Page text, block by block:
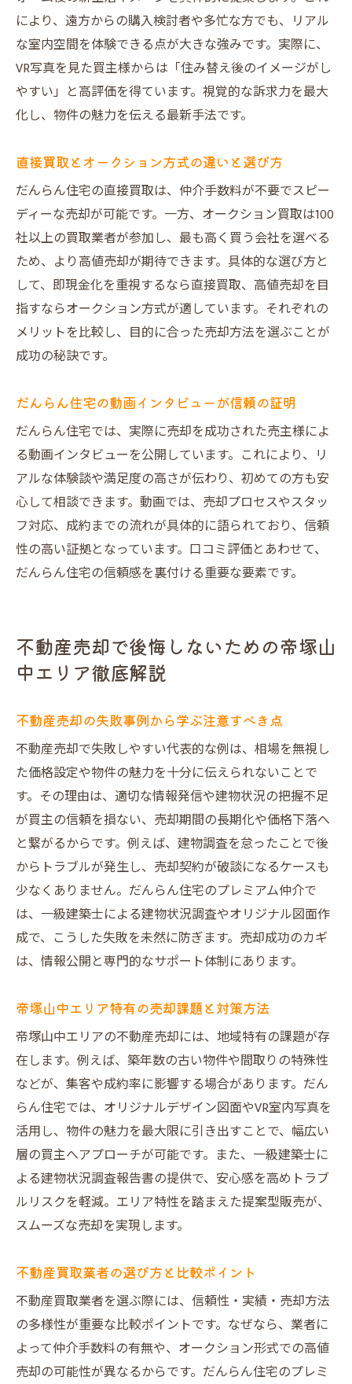
により、遠方からの購入検討者や多忙な方でも、リアル
な室内空間を体験できる点が大きな強みです。実際に、
VR写真を見た買主様からは「住み替え後のイメージがし
やすい」と高評価を得ています。視覚的な訴求力を最大
化し、物件の魅力を伝える最新手法です。
直接買取とオークション方式の違いと選び方
だんらん住宅の直接買取は、仲介手数料が不要でスピー
ディーな売却が可能です。一方、オークション買取は100
社以上の買取業者が参加し、最も高く買う会社を選べる
ため、より高値売却が期待できます。具体的な選び方と
して、即現金化を重視するなら直接買取、高値売却を目
指すならオークション方式が適しています。それぞれの
メリットを比較し、目的に合った売却方法を選ぶことが
成功の秘訣です。
だんらん住宅の動画インタビューが信頼の証明
だんらん住宅では、実際に売却を成功された売主様によ
る動画インタビューを公開しています。これにより、リ
アルな体験談や満足度の高さが伝わり、初めての方も安
心して相談できます。動画では、売却プロセスやスタッ
フ対応、成約までの流れが具体的に語られており、信頼
性の高い証拠となっています。口コミ評価とあわせて、
だんらん住宅の信頼感を裏付ける重要な要素です。
不動産売却で後悔しないための帝塚山
中エリア徹底解説
不動産売却の失敗事例から学ぶ注意すべき点
不動産売却で失敗しやすい代表的な例は、相場を無視し
た価格設定や物件の魅力を十分に伝えられないことで
す。その理由は、適切な情報発信や建物状況の把握不足
が買主の信頼を損ない、売却期間の長期化や価格下落へ
と繋がるからです。例えば、建物調査を怠ったことで後
からトラブルが発生し、売却契約が破談になるケースも
少なくありません。だんらん住宅のプレミアム仲介で
は、一級建築士による建物状況調査やオリジナル図面作
成で、こうした失敗を未然に防ぎます。売却成功のカギ
は、情報公開と専門的なサポート体制にあります。
帝塚山中エリア特有の売却課題と対策方法
帝塚山中エリアの不動産売却には、地域特有の課題が存
在します。例えば、築年数の古い物件や間取りの特殊性
などが、集客や成約率に影響する場合があります。だん
らん住宅では、オリジナルデザイン図面やVR室内写真を
活用し、物件の魅力を最大限に引き出すことで、幅広い
層の買主へアプローチが可能です。また、一級建築士に
よる建物状況調査報告書の提供で、安心感を高めトラブ
ルリスクを軽減。エリア特性を踏まえた提案型販売が、
スムーズな売却を実現します。
不動産買取業者の選び方と比較ポイント
不動産買取業者を選ぶ際には、信頼性・実績・売却方法
の多様性が重要な比較ポイントです。なぜなら、業者に
よって仲介手数料の有無や、オークション形式での高値
売却の可能性が異なるからです。だんらん住宅のプレミ